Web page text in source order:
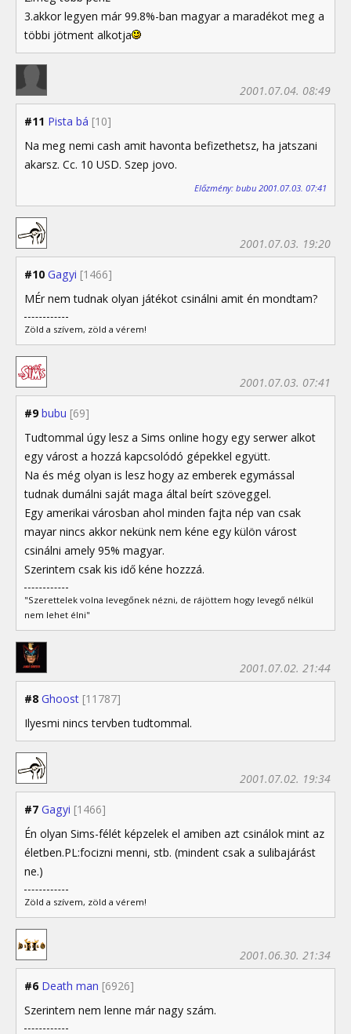
3.akkor legyen már 99.8%-ban magyar a maradékot meg a
többi jötment alkotja
#11 Pista bá [10]
2001.07.04. 08:49
Na meg nemi cash amit havonta befizethetsz, ha jatszani
akarsz. Cc. 10 USD. Szep jovo.
Előzmény: bubu 2001.07.03. 07:41
#10 Gagyi [1466]
2001.07.03. 19:20
MÉr nem tudnak olyan játékot csinálni amit én mondtam?
Zöld a szívem, zöld a vérem!
#9 bubu [69]
2001.07.03. 07:41
Tudtommal úgy lesz a Sims online hogy egy serwer alkot
egy várost a hozzá kapcsolódó gépekkel együtt.
Na és még olyan is lesz hogy az emberek egymással
tudnak dumálni saját maga által beírt szöveggel.
Egy amerikai városban ahol minden fajta nép van csak
mayar nincs akkor nekünk nem kéne egy külön várost
csinálni amely 95% magyar.
Szerintem csak kis idő kéne hozzzá.
"Szerettelek volna levegőnek nézni, de rájöttem hogy levegő nélkül
nem lehet élni"
#8 Ghoost [11787]
2001.07.02. 21:44
Ilyesmi nincs tervben tudtommal.
#7 Gagyi [1466]
2001.07.02. 19:34
Én olyan Sims-félét képzelek el amiben azt csinálok mint az
életben.PL:focizni menni, stb. (mindent csak a sulibajárást
ne.)
Zöld a szívem, zöld a vérem!
#6 Death man [6926]
2001.06.30. 21:34
Szerintem nem lenne már nagy szám.